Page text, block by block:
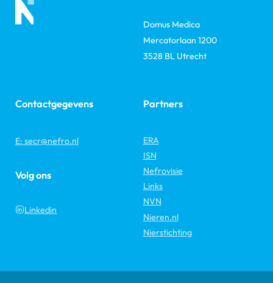
Domus Medica
Mercatorlaan 1200
3528 BL Utrecht
Contactgegevens
E: secr@nefro.nl
Volg ons
Linkedin
Partners
ERA
ISN
Nefrovisie
Links
NVN
Nieren.nl
Nierstichting